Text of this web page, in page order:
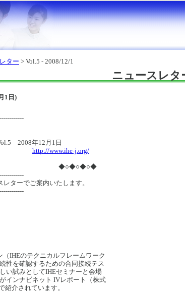
ター > Vol.5 - 2008/12/1
ニュースレタ
1日)
2008年12月1日
http://www.ihe-j.org/
ターでご案内いたします。
IHEのテクニカルフレームワーク
性を確認するための合同接続テス
い試みとしてIHEセミナーと会場
インナビネット IVレポート（株式
紹介されています。